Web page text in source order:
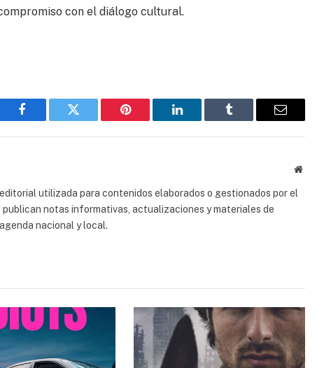
con el diálogo cultural.
Facebook Gorjeo Pinterest LinkedIn Tumblr
Correo
Sitio
utilizada para contenidos elaborados o gestionados por el
notas informativas, actualizaciones y materiales de
nacional y local.